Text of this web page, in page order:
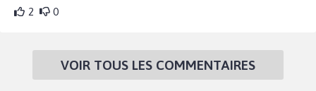
2 0
VOIR TOUS LES COMMENTAIRES